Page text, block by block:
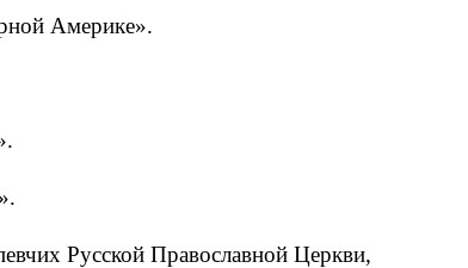
Америке».
Русской Православной Церкви,